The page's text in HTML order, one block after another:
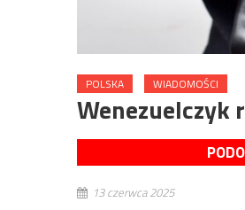
POLSKA WIADOMOŚCI
Wenezuelczyk
13 czerwca 2025